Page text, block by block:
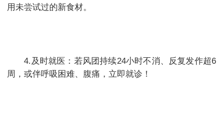
用未尝试过的新食材。
4.及时就医：若风团持续24小时不消、反复发作超6
周，或伴呼吸困难、腹痛，立即就诊！